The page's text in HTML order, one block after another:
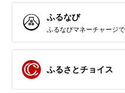
ふるなび
ふるなびマネーチャージで
ふるさとチョイス